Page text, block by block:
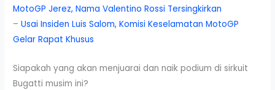
MotoGP Jerez, Nama Valentino Rossi Tersingkirkan
–Usai Insiden Luis Salom, Komisi Keselamatan MotoGP
Gelar Rapat Khusus
Siapakah yang akan menjuarai dan naik podium di sirkuit
Bugatti musim ini?